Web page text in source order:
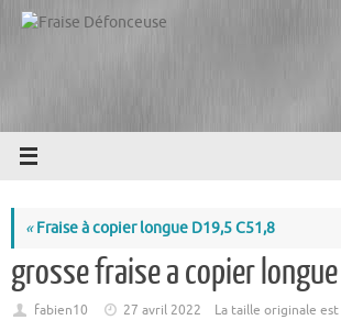
Passer
«Fraise à copier longue D19,5 C51,8
grosse fraise a copier longue
fabien10 27 avril 2022 La taille originale